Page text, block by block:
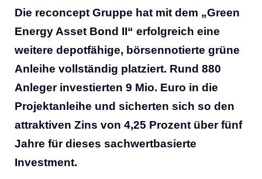
Die reconcept Gruppe hat mit dem „Green
Energy Asset Bond II“ erfolgreich eine
weitere depotfähige, börsennotierte grüne
Anleihe vollständig platziert. Rund 880
Anleger investierten 9 Mio. Euro in die
Projektanleihe und sicherten sich so den
attraktiven Zins von 4,25 Prozent über fünf
Jahre für dieses sachwertbasierte
Investment.